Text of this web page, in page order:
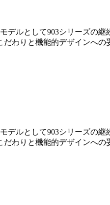
デルとして903シリーズの
わりと機能的デザインへの
デルとして903シリーズの
わりと機能的デザインへの